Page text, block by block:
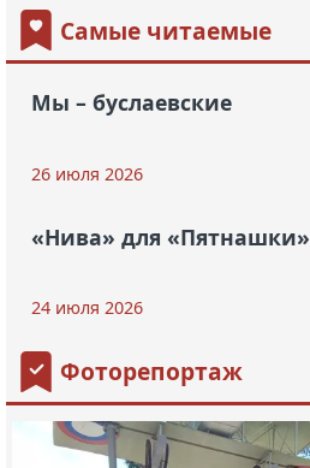
Самые читаемые
Мы – буслаевские
26 июля 2026
«Нива» для «Пятнашки»
24 июля 2026
Фоторепортаж